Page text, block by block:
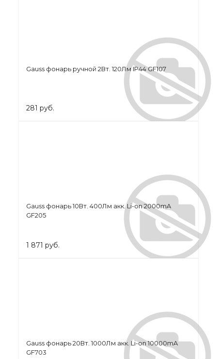
Gauss фонарь ручной 2Вт. 120Лм IP44 GF107
281 руб.
Gauss фонарь 10Вт. 400Лм акк. Li-on 2000mA
GF205
1 871 руб.
Gauss фонарь 20Вт. 1000Лм акк. Li-on 10000mA
GF703